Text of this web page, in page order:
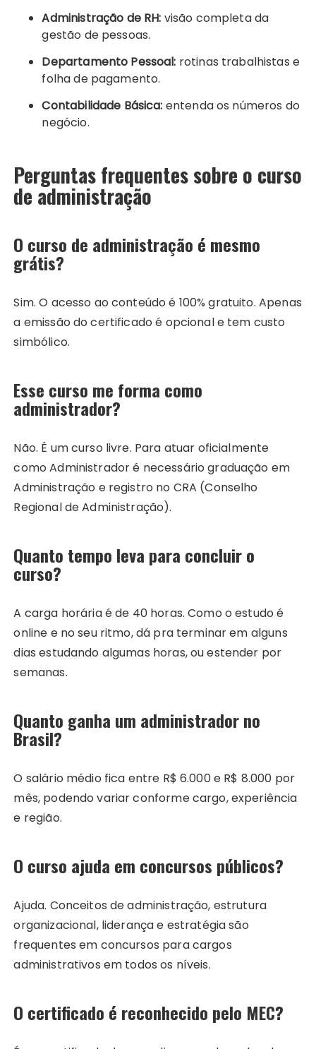
Administração de RH: visão completa da
gestão de pessoas.
Departamento Pessoal: rotinas trabalhistas e
folha de pagamento.
Contabilidade Básica: entenda os números do
negócio.
Perguntas frequentes sobre o curso
de administração
O curso de administração é mesmo
grátis?
Sim. O acesso ao conteúdo é 100% gratuito. Apenas
a emissão do certificado é opcional e tem custo
simbólico.
Esse curso me forma como
administrador?
Não. É um curso livre. Para atuar oficialmente
como Administrador é necessário graduação em
Administração e registro no CRA (Conselho
Regional de Administração).
Quanto tempo leva para concluir o
curso?
A carga horária é de 40 horas. Como o estudo é
online e no seu ritmo, dá pra terminar em alguns
dias estudando algumas horas, ou estender por
semanas.
Quanto ganha um administrador no
Brasil?
O salário médio fica entre R$ 6.000 e R$ 8.000 por
mês, podendo variar conforme cargo, experiência
e região.
O curso ajuda em concursos públicos?
Ajuda. Conceitos de administração, estrutura
organizacional, liderança e estratégia são
frequentes em concursos para cargos
administrativos em todos os níveis.
O certificado é reconhecido pelo MEC?